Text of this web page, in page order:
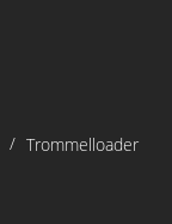
/ Trommelloader